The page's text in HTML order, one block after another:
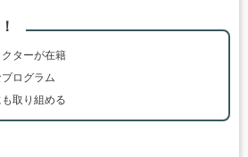
ターが在籍
ログラム
取り組める